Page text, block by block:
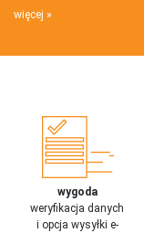
więcej
wygoda
weryfikacja danych
i opcja wysyłki e-